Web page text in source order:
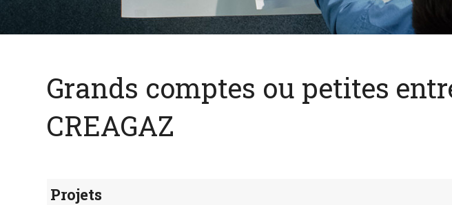
Grands comptes ou petites
CREAGAZ
Projets